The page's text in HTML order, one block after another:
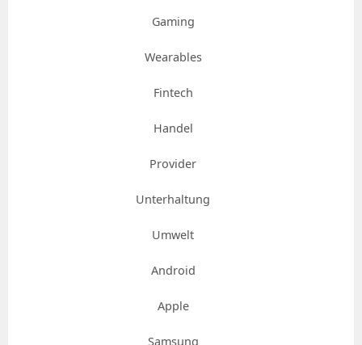
Gaming
Wearables
Fintech
Handel
Provider
Unterhaltung
Umwelt
Android
Apple
Samsung